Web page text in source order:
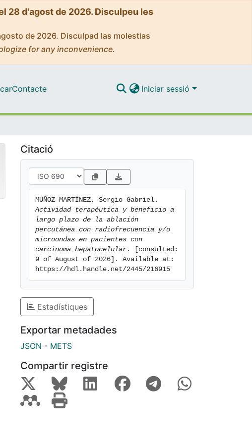
28 d'agost de 2026. Disculpeu les
de 2026. Disculpad las molestias
for any inconvenience.
Contacte Iniciar sessió
Citació
Actividad terapéutica y beneficio a
largo plazo de la ablación
percutánea con radiofrecuencia y/o
microondas en pacientes con
carcinoma hepatocelular.
[consulted:
9 of August of 2026]. Available at:
https://hdl.handle.net/2445/216915
Estadístiques
Exportar metadades
JSON - METS
Compartir registre